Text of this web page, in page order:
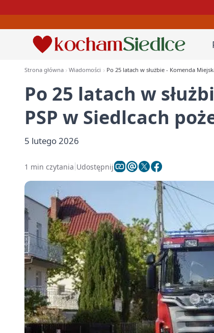
Strona główna Wiadomości Po 25 latach w służbie - Komenda
Po 25 latach w
PSP w Siedlcach
5 lutego 2026
1 min czytania Udostępnij